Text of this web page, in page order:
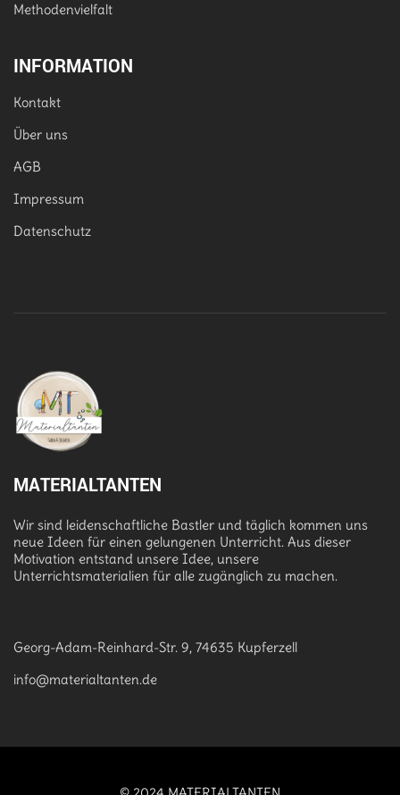
Methodenvielfalt
INFORMATION
Kontakt
Über uns
AGB
Impressum
Datenschutz
MATERIALTANTEN
Wir sind leidenschaftliche Bastler und täglich kommen uns
neue Ideen für einen gelungenen Unterricht. Aus dieser
Motivation entstand unsere Idee, unsere
Unterrichtsmaterialien für alle zugänglich zu machen.
Georg-Adam-Reinhard-Str. 9, 74635 Kupferzell
info@materialtanten.de